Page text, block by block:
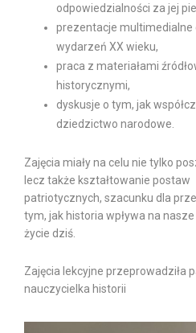
odpowiedzialności za jej
prezentacje
wydarzeń XX wieku,
praca z materiałami
historycznymi,
dyskusje o tym, jak
dziedzictwo narodowe.
Zajęcia miały na celu nie tylko
lecz także kształtowanie postaw
patriotycznych, szacunku dla
tym, jak historia wpływa na nasze
życie dziś.
Zajęcia lekcyjne przeprowadziła
nauczycielka historii